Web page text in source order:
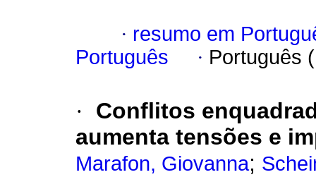
· resumo em
Português
· Português
·
Conflitos
aumenta tensões e
Marafon, Giovanna;